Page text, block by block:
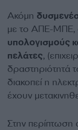
Ακόμη
με το ΑΠΕ-ΜΠΕ,
υπολογισμούς
πελάτες,
δραστηριότητά
διακοπεί η
έχουν
Στην